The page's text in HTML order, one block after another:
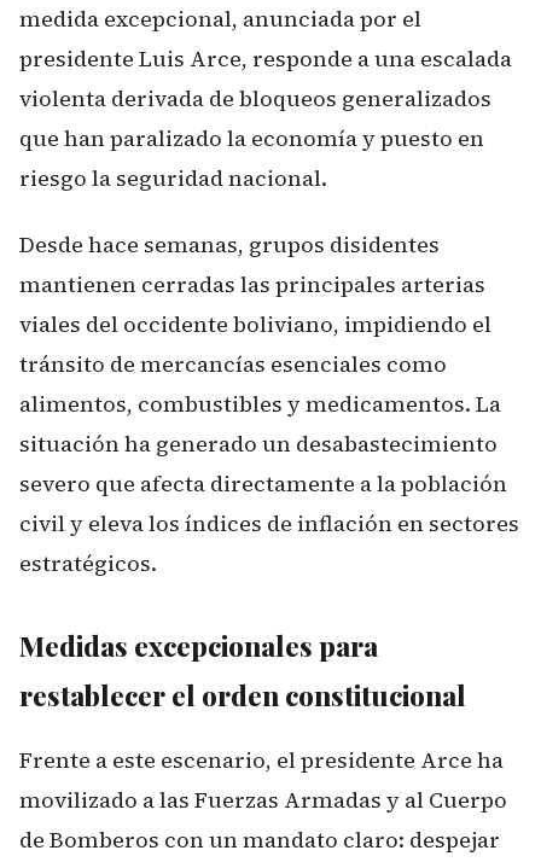
medida excepcional, anunciada por el
presidente Luis Arce, responde a una escalada
violenta derivada de bloqueos generalizados
que han paralizado la economía y puesto en
riesgo la seguridad nacional.
Desde hace semanas, grupos disidentes
mantienen cerradas las principales arterias
viales del occidente boliviano, impidiendo el
tránsito de mercancías esenciales como
alimentos, combustibles y medicamentos. La
situación ha generado un desabastecimiento
severo que afecta directamente a la población
civil y eleva los índices de inflación en sectores
estratégicos.
Medidas excepcionales para
restablecer el orden constitucional
Frente a este escenario, el presidente Arce ha
movilizado a las Fuerzas Armadas y al Cuerpo
de Bomberos con un mandato claro: despejar